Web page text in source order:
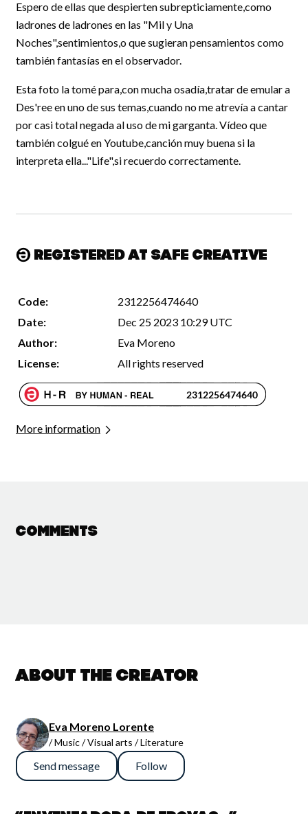
Espero de ellas que despierten subrepticiamente,como
ladrones de ladrones en las "Mil y Una
Noches",sentimientos,o que sugieran pensamientos como
también fantasías en el observador.
Esta foto la tomé para,con mucha osadía,tratar de emular a
Des'ree en uno de sus temas,cuando no me atrevía a cantar
por casi total negada al uso de mi garganta. Vídeo que
también colgué en Youtube,canción muy buena si la
interpreta ella..."Life",si recuerdo correctamente.
Registered at Safe Creative
Code:
2312256474640
Date:
Dec 25 2023 10:29 UTC
Author:
Eva Moreno
License:
All rights reserved
More information
Comments
About the creator
Eva Moreno Lorente
/ Music / Visual arts / Literature
Send message Follow